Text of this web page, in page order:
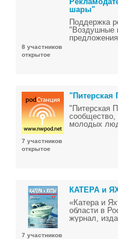
8 участников
открытое
шары"
Поддержка
"Воздушные
7 участников
открытое
"Питерская
"Питерская
молодых
7 участников
КАТЕРА и
«Катера и
области в
журнал,